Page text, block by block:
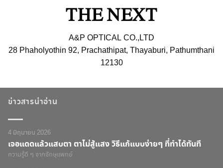
A&P OPTICAL CO.,LTD
28 Phaholyothin 92, Prachathipat, Thayaburi, Pathumthani
12130
ข่าวสารน่าอ่าน
4 มิถุนายน 2026
เจอแดดแล้วแสบตา ตาไม่สู้แสง วิธีแก้แบบง่ายๆ ที่ทำได้ทันที
ความรู้ดี ๆ จากจักษุแพทย์